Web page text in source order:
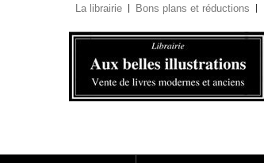
La librairie Bons plans et réductions